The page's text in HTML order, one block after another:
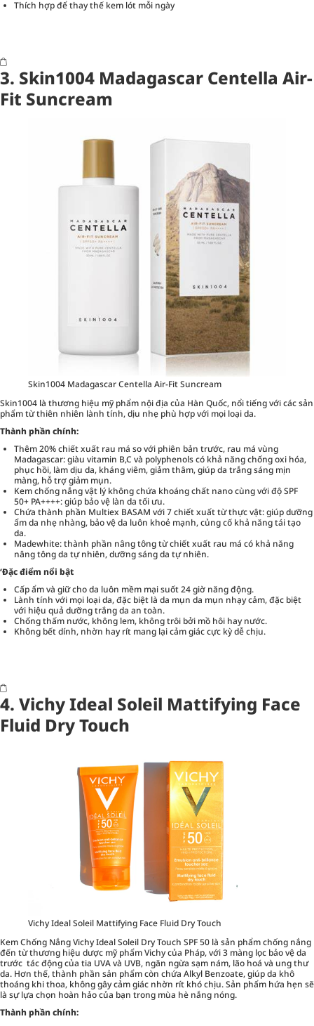
Thích hợp để thay thế kem lót mỗi ngày
3. Skin1004 Madagascar Centella Air-
Fit Suncream
Skin1004 Madagascar Centella Air-Fit Suncream
Skin1004 là thương hiệu mỹ phẩm nội địa của Hàn Quốc, nổi tiếng với các sản
phẩm từ thiên nhiên lành tính, dịu nhẹ phù hợp với mọi loại da.
Thành phần chính:
Thêm 20% chiết xuất rau má so với phiên bản trước, rau má vùng
Madagascar: giàu vitamin B,C và polyphenols có khả năng chống oxi hóa,
phục hồi, làm dịu da, kháng viêm, giảm thâm, giúp da trắng sáng mịn
màng, hỗ trợ giảm mụn.
Kem chống nắng vật lý không chứa khoáng chất nano cùng với độ SPF
50+ PA++++: giúp bảo vệ làn da tối ưu.
Chứa thành phần Multiex BASAM với 7 chiết xuất từ thực vật: giúp dưỡng
ẩm da nhẹ nhàng, bảo vệ da luôn khoẻ mạnh, củng cố khả năng tái tạo
da.
Madewhite: thành phần nâng tông từ chiết xuất rau má có khả năng
nâng tông da tự nhiên, dưỡng sáng da tự nhiên.
‘Đặc điểm nổi bật
Cấp ẩm và giữ cho da luôn mềm mại suốt 24 giờ năng động.
Lành tính với mọi loại da, đặc biệt là da mụn da mụn nhạy cảm, đặc biệt
với hiệu quả dưỡng trắng da an toàn.
Chống thấm nước, không lem, không trôi bởi mồ hôi hay nước.
Không bết dính, nhờn hay rít mang lại cảm giác cực kỳ dễ chịu.
4. Vichy Ideal Soleil Mattifying Face
Fluid Dry Touch
Vichy Ideal Soleil Mattifying Face Fluid Dry Touch
Kem Chống Nắng Vichy Ideal Soleil Dry Touch SPF 50 là sản phẩm chống nắng
đến từ thương hiệu dược mỹ phẩm Vichy của Pháp, với 3 màng lọc bảo vệ da
trước tác động của tia UVA và UVB, ngăn ngừa sạm nám, lão hoá và ung thư
da. Hơn thế, thành phần sản phẩm còn chứa Alkyl Benzoate, giúp da khô
thoáng khi thoa, không gây cảm giác nhờn rít khó chịu. Sản phẩm hứa hẹn sẽ
là sự lựa chọn hoàn hảo của bạn trong mùa hè nắng nóng.
Thành phần chính: